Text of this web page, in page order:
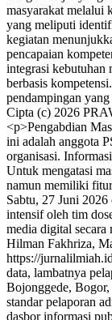
masyarakat melalui
yang meliputi
kegiatan
pencapaian
integrasi kebutuhan
berbasis
pendampingan
Cipta (c) 2026
<p>Pengabdian
ini adalah anggota
organisasi.
Untuk mengatasi
namun memiliki
Sabtu, 27 Juni
intensif oleh tim
media digital
Hilman Fakhriza,
https://
data, lambatnya
Bojonggede, Bogor,
standar pelaporan
dasbor informasi